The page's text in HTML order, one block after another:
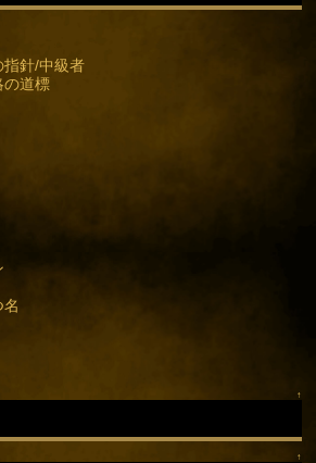
指針/中級者
の道標
↑
↑